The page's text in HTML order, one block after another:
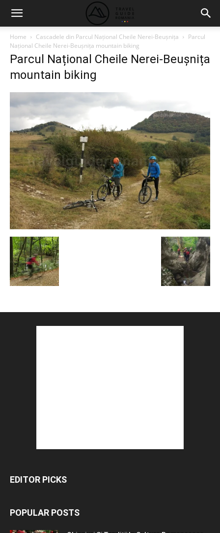
Home Cascadele din Parcul Național Cheile Nerei-Beușnița
Parcul
Național Cheile Nerei-Beușnița mountain biking
Parcul Național Cheile Nerei-Beușnița
mountain biking
EDITOR PICKS
POPULAR POSTS